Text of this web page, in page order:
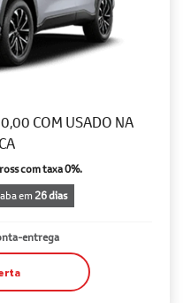
COM USADO NA
com taxa 0%.
em26 dias
entrega